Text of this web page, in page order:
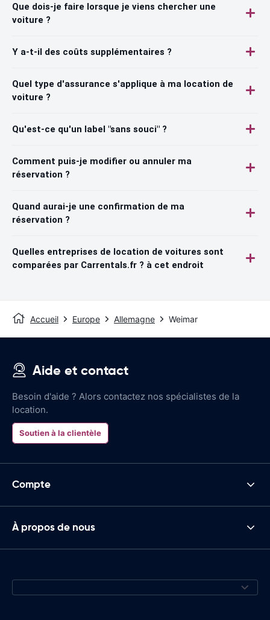
Que dois-je faire lorsque je viens chercher une
voiture ?
Y a-t-il des coûts supplémentaires ?
Quel type d'assurance s'applique à ma location de
voiture ?
Qu'est-ce qu'un label "sans souci" ?
Comment puis-je modifier ou annuler ma
réservation ?
Quand aurai-je une confirmation de ma
réservation ?
Quelles entreprises de location de voitures sont
comparées par Carrentals.fr ? à cet endroit
Accueil Europe Allemagne Weimar
Aide et contact
Besoin d'aide ? Alors contactez nos spécialistes de la
location.
Soutien à la clientèle
Compte
À propos de nous